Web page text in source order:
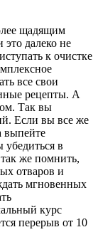
щадящим
далеко не
к очистке
все свои
рецепты. А
Так вы
Если вы все же
выпейте
в
же помнить,
отваров и
мгновенных
курс
перерыв от 10